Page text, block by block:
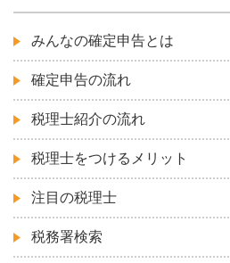
みんなの確定申告とは
確定申告の流れ
税理士紹介の流れ
税理士をつけるメリット
注目の税理士
税務署検索